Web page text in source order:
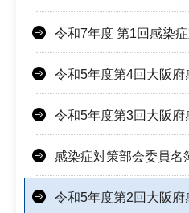
令和7年度 第1回感染
令和5年度第4回大阪府
令和5年度第3回大阪府
感染症対策部会委員名
令和5年度第2回大阪府